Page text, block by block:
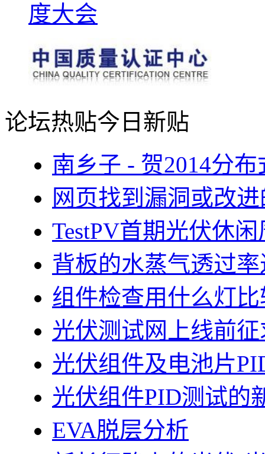
论坛热贴今日新贴
南乡子 - 贺2014分
网页找到漏洞或改
TestPV首期光伏休
背板的水蒸气透过
组件检查用什么灯
光伏测试网上线前
光伏组件及电池片
光伏组件PID测试的
EVA脱层分析